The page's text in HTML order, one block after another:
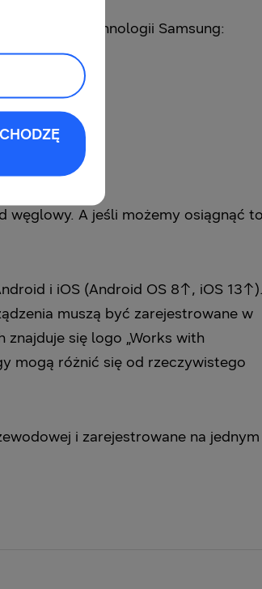
Dzięki technologii Samsung:
węglowy. A jeśli możemy osiągnąć to
i iOS (Android OS 8↑, iOS 13↑).
muszą być zarejestrowane w
się logo „Works with
mogą różnić się od rzeczywistego
i zarejestrowane na jednym